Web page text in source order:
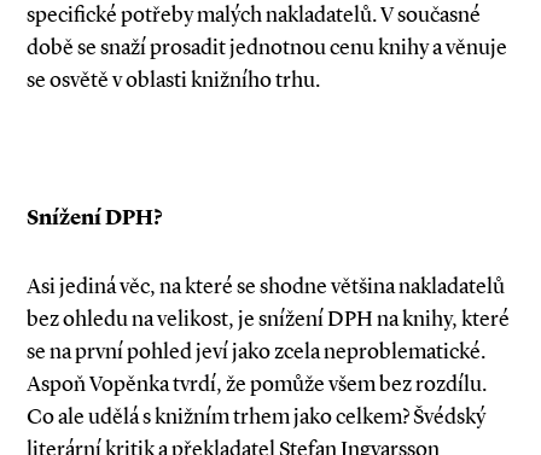
specifické potřeby malých nakladatelů. V současné
době se snaží prosadit jednotnou cenu knihy a věnuje
se osvětě v oblasti knižního trhu.
Snížení DPH?
Asi jediná věc, na které se shodne většina nakladatelů
bez ohledu na velikost, je snížení DPH na knihy, které
se na první pohled jeví jako zcela neproblematické.
Aspoň Vopěnka tvrdí, že pomůže všem bez rozdílu.
Co ale udělá s knižním trhem jako celkem? Švédský
literární kritik a překladatel Stefan Ingvarsson